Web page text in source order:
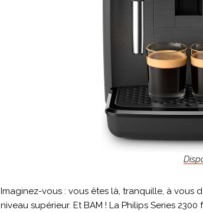
Imaginez-vous : vous êtes là, tranquille, à
niveau supérieur. Et BAM ! La Philips Series